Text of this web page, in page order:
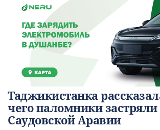
Таджикистанка
чего паломники застряли
Саудовской Аравии